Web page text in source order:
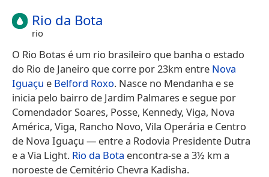
Rio da Bota
rio
O Rio Botas é um rio brasileiro que banha o estado
do Rio de Janeiro que corre por 23km entre Nova
Iguaçu e Belford Roxo. Nasce no Mendanha e se
inicia pelo bairro de Jardim Palmares e segue por
Comendador Soares, Posse, Kennedy, Viga, Nova
América, Viga, Rancho Novo, Vila Operária e Centro
de Nova Iguaçu — entre a Rodovia Presidente Dutra
e a Via Light. Rio da Bota encontra-se a 3½ km a
noroeste de Cemitério Chevra Kadisha.